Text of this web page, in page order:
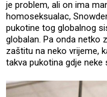
je problem, ali on ima
homoseksualac,
pukotine tog globalnog
globalan. Pa onda netko
zaštitu na neko vrijeme,
takva pukotina gdje neke